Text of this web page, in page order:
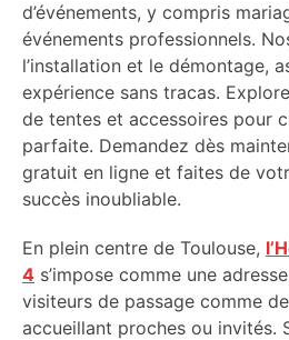
d’événements, y compris
événements professionnels.
l’installation et le démontage,
expérience sans tracas.
de tentes et accessoires pour
parfaite. Demandez dès
gratuit en ligne et faites de
succès inoubliable.
En plein centre de Toulouse,
4 s’impose comme une
visiteurs de passage comme
accueillant proches ou invités.